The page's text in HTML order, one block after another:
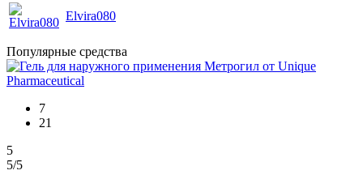
Elvira080
Популярные средства
7
21
5
5/5